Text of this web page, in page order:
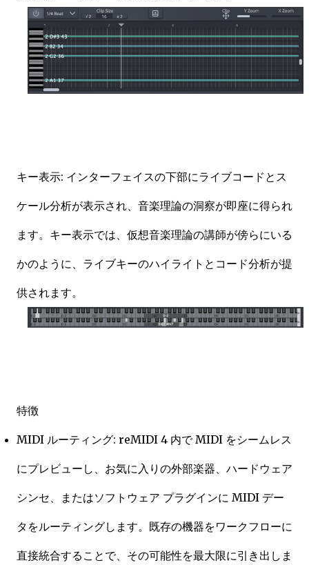
キー表示: インターフェイスの下部にライブコードとス
ケール分析が表示され、音楽理論の洞察が即座に得られ
ます。キー表示では、仮想音楽理論の講師が傍らにいる
かのように、ライブキーのハイライトとコード分析が提
供されます。
特徴
MIDI ルーティング: reMIDI 4 内で MIDI をシームレス
にプレビューし、お気に入りの外部楽器、ハードウェア
シンセ、またはソフトウェア プラグインに MIDI デー
タをルーティングします。既存の機器をワークフローに
直接統合することで、その可能性を最大限に引き出しま